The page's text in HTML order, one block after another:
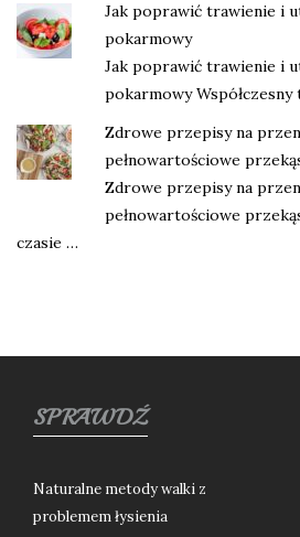
Jak poprawić trawienie i
pokarmowy
Jak poprawić trawienie i
pokarmowy
Zdrowe przepisy na
pełnowartościowe
Zdrowe przepisy na
pełnowartościowe
czasie …
SPRAWDŹ
Naturalne metody walki z
problemem łysienia